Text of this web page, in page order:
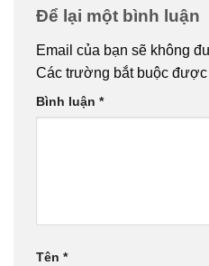
Để lại một bình luận
Email của bạn sẽ không
Các trường bắt buộc được
Bình luận *
Tên *